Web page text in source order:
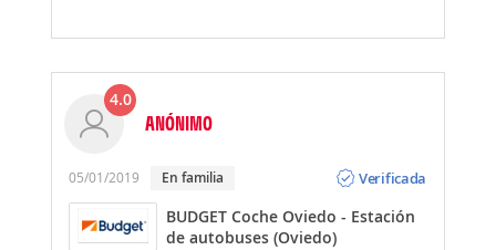
4.0
ANÓNIMO
05/01/2019 En familia
Verificada
BUDGET Coche Oviedo - Estación
de autobuses (Oviedo)